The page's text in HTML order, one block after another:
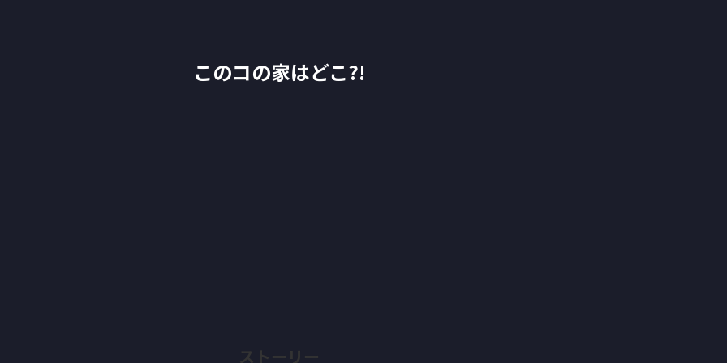
このコの家はどこ?!
ストーリー